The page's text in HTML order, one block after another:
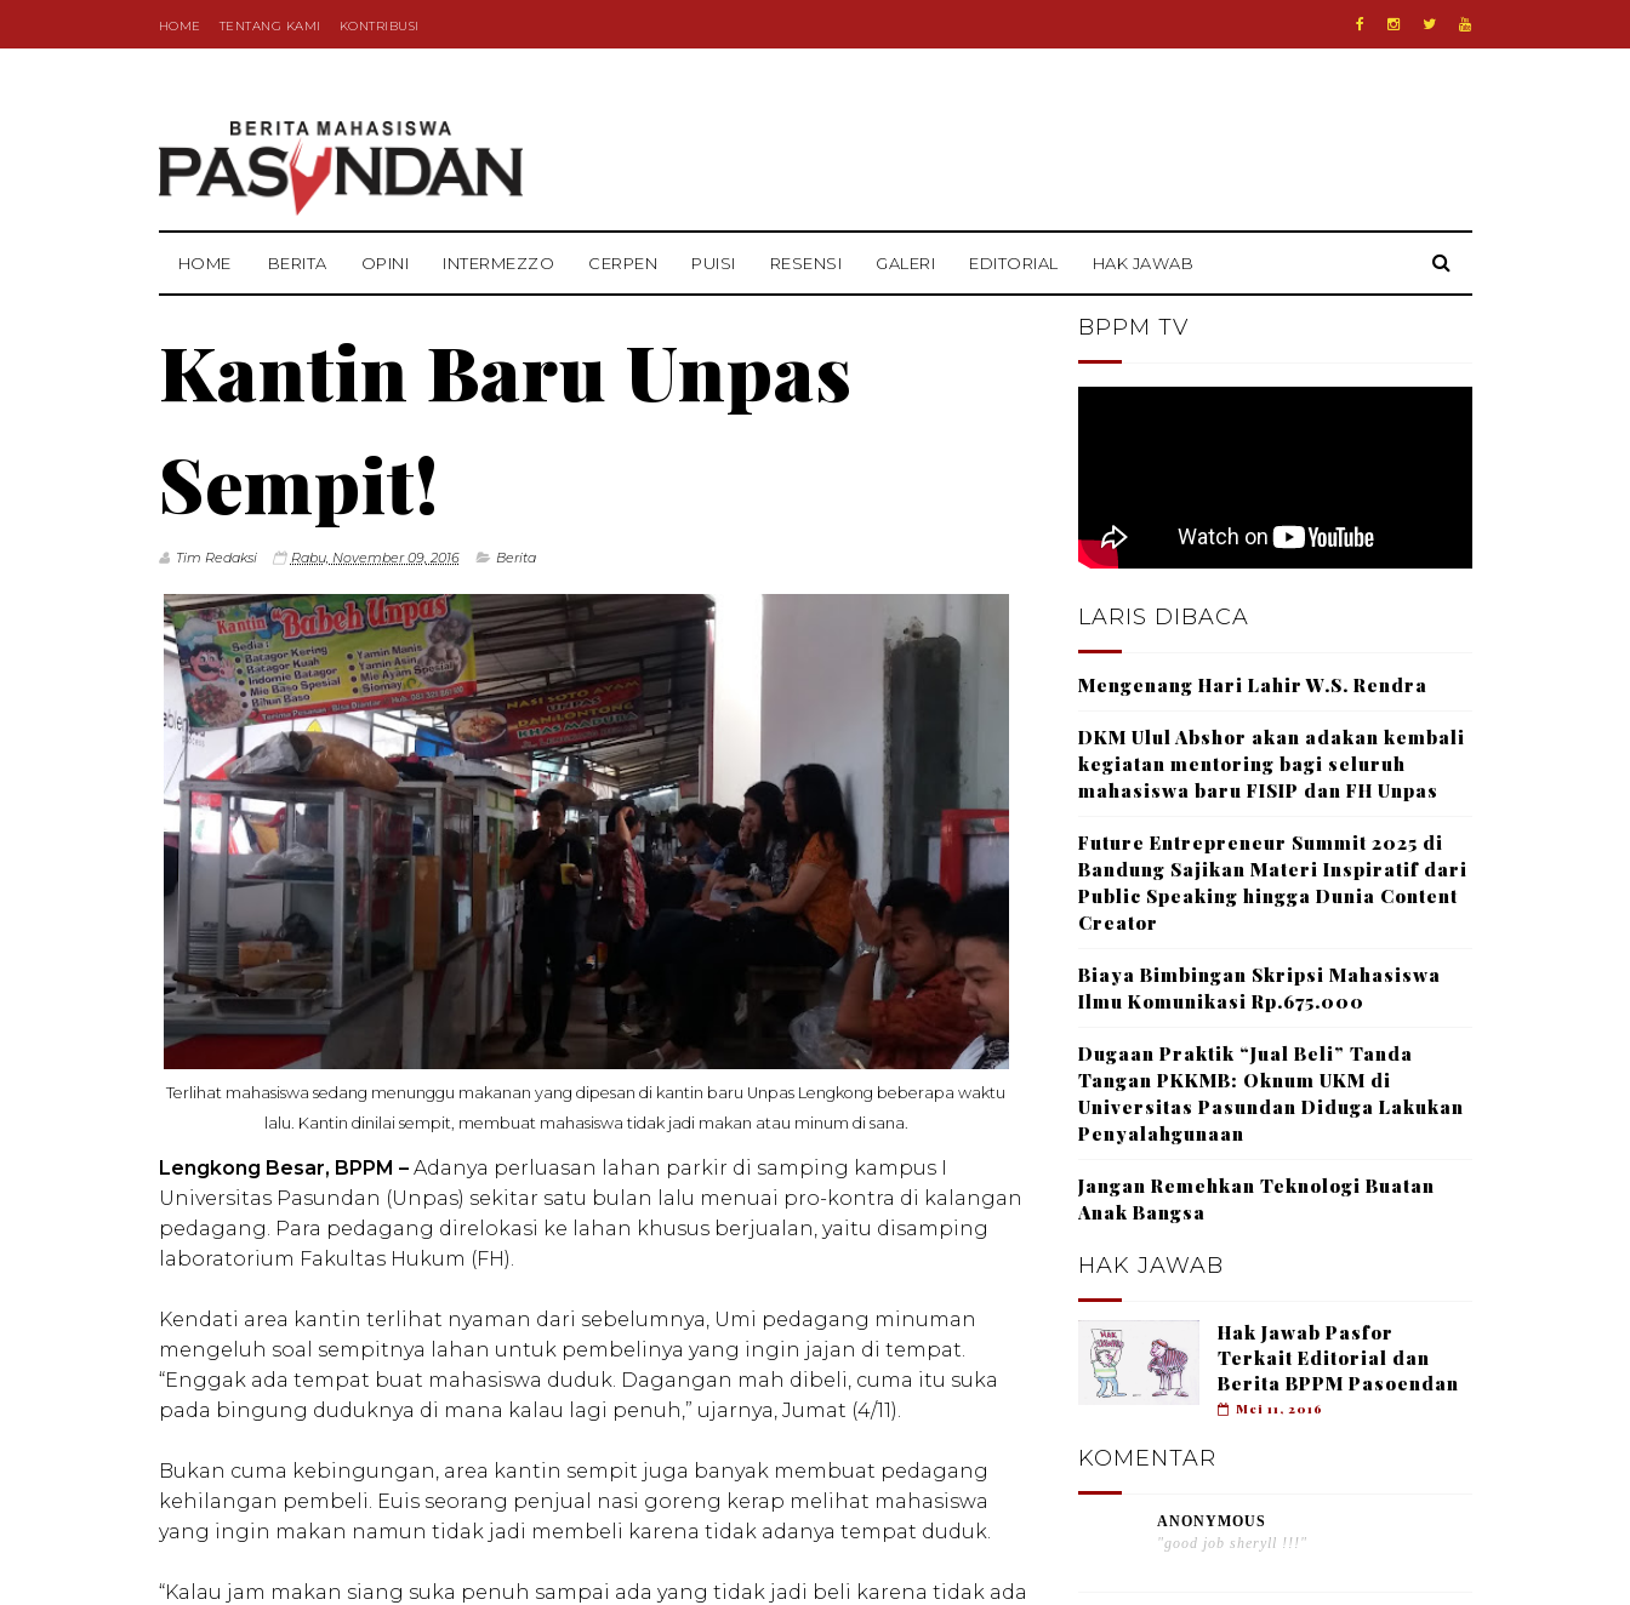
HOME TENTANG KAMI KONTRIBUSI
HOME BERITA OPINI INTERMEZZO CERPEN PUISI RESENSI GALERI EDITORIAL HAK JAWAB
Kantin Baru Unpas
Sempit!
Tim Redaksi Rabu, November 09, 2016 Berita
Terlihat mahasiswa sedang menunggu makanan yang dipesan di kantin baru Unpas Lengkong beberapa waktu
lalu. Kantin dinilai sempit, membuat mahasiswa tidak jadi makan atau minum di sana.
Lengkong Besar, BPPM –Adanya perluasan lahan parkir di samping kampus I
Universitas Pasundan (Unpas) sekitar satu bulan lalu menuai pro-kontra di kalangan
pedagang. Para pedagang direlokasi ke lahan khusus berjualan, yaitu disamping
laboratorium Fakultas Hukum (FH).
Kendati area kantin terlihat nyaman dari sebelumnya, Umi pedagang minuman
mengeluh soal sempitnya lahan untuk pembelinya yang ingin jajan di tempat.
“Enggak ada tempat buat mahasiswa duduk. Dagangan mah dibeli, cuma itu suka
pada bingung duduknya di mana kalau lagi penuh,” ujarnya, Jumat (4/11).
Bukan cuma kebingungan, area kantin sempit juga banyak membuat pedagang
kehilangan pembeli. Euis seorang penjual nasi goreng kerap melihat mahasiswa
yang ingin makan namun tidak jadi membeli karena tidak adanya tempat duduk.
“Kalau jam makan siang suka penuh sampai ada yang tidak jadi beli karena tidak ada
BPPM TV
LARIS DIBACA
Mengenang Hari Lahir W.S. Rendra
DKM Ulul Abshor akan adakan kembali
kegiatan mentoring bagi seluruh
mahasiswa baru FISIP dan FH Unpas
Future Entrepreneur Summit 2025 di
Bandung Sajikan Materi Inspiratif dari
Public Speaking hingga Dunia Content
Creator
Biaya Bimbingan Skripsi Mahasiswa
Ilmu Komunikasi Rp.675.000
Dugaan Praktik “Jual Beli” Tanda
Tangan PKKMB: Oknum UKM di
Universitas Pasundan Diduga Lakukan
Penyalahgunaan
Jangan Remehkan Teknologi Buatan
Anak Bangsa
HAK JAWAB
Hak Jawab Pasfor
Terkait Editorial dan
Berita BPPM Pasoendan
Mei 11, 2016
KOMENTAR
ANONYMOUS
"good job sheryll !!!"